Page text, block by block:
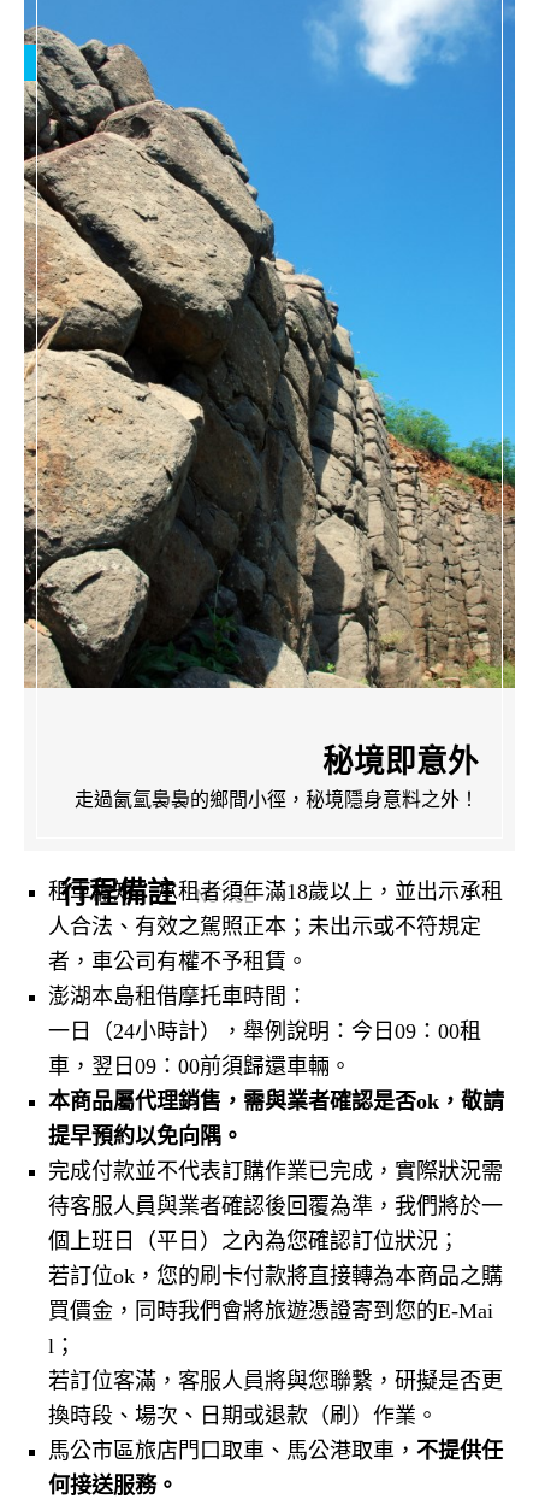
秘境即意外
走過氤氳裊裊的鄉間小徑，秘境隱身意料之外！
行程備註 NOTICE
租車需知：承租者須年滿18歲以上，並出示承租
人合法、有效之駕照正本；未出示或不符規定
者，車公司有權不予租賃。
澎湖本島租借摩托車時間：
一日（24小時計），舉例說明：今日09：00租
車，翌日09：00前須歸還車輛。
本商品屬代理銷售，需與業者確認是否ok，敬請
提早預約以免向隅。
完成付款並不代表訂購作業已完成，實際狀況需
待客服人員與業者確認後回覆為準，我們將於一
個上班日（平日）之內為您確認訂位狀況；
若訂位ok，您的刷卡付款將直接轉為本商品之購
買價金，同時我們會將旅遊憑證寄到您的E-Mai
l；
若訂位客滿，客服人員將與您聯繫，研擬是否更
換時段、場次、日期或退款（刷）作業。
馬公市區旅店門口取車、馬公港取車 ， 不提供任
何接送服務。